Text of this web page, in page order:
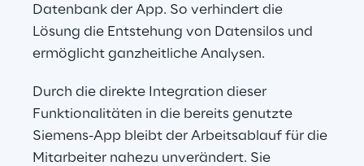
Datenbank der App. So verhindert die
Lösung die Entstehung von Datensilos und
ermöglicht ganzheitliche Analysen.
Durch die direkte Integration dieser
Funktionalitäten in die bereits genutzte
Siemens-App bleibt der Arbeitsablauf für die
Mitarbeiter nahezu unverändert. Sie